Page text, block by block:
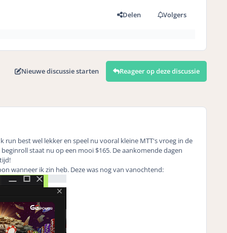
Delen Volgers
Nieuwe discussie starten Reageer op deze discussie
best wel lekker en speel nu vooral kleine MTT's vroeg in de
staat nu op een mooi $165. De aankomende dagen
wanneer ik zin heb. Deze was nog van vanochtend: